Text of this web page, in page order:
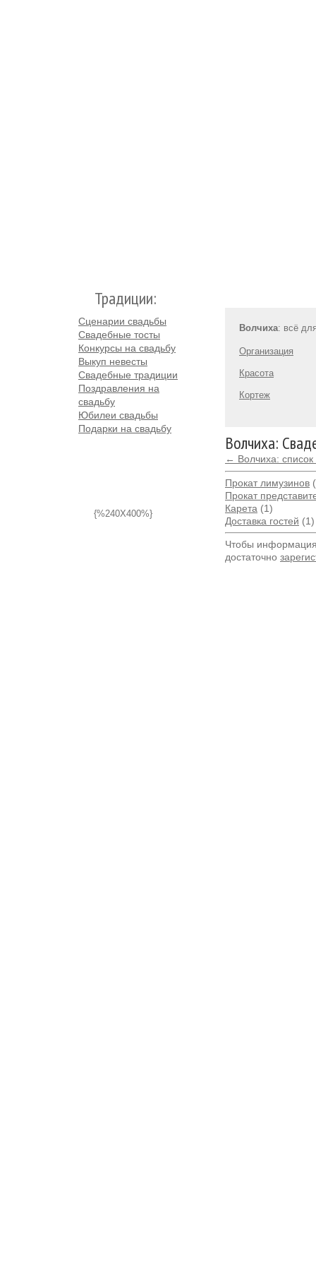
Традиции:
Сценарии свадьбы
Свадебные тосты
Конкурсы на свадьбу
Выкуп невесты
Свадебные традиции
Поздравления на
свадьбу
Юбилеи свадьбы
Подарки на свадьбу
{%240X400%}
Волчиха: всё
Организация
Красота
Кортеж
Волчиха:
← Волчиха:
Прокат лимузинов
Прокат
Карета (1)
Доставка гостей (1)
Чтобы
достаточно